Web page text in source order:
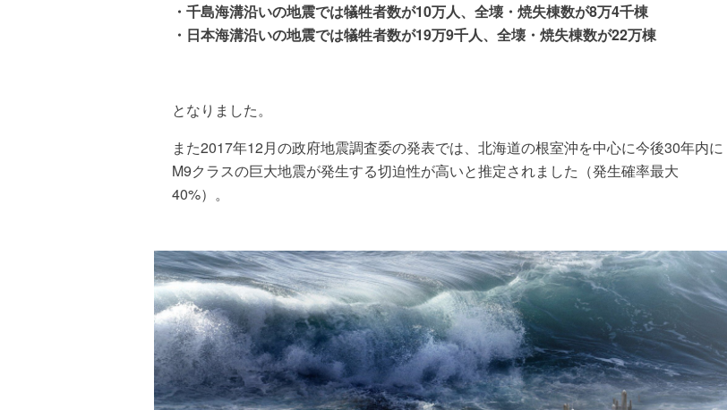
・千島海溝沿いの地震では犠牲者数が10万人、全壊・焼失棟数が8万4千棟
・日本海溝沿いの地震では犠牲者数が19万9千人、全壊・焼失棟数が22万棟
となりました。
また2017年12月の政府地震調査委の発表では、北海道の根室沖を中心に今後30年内に
M9クラスの巨大地震が発生する切迫性が高いと推定されました（発生確率最大
40%）。